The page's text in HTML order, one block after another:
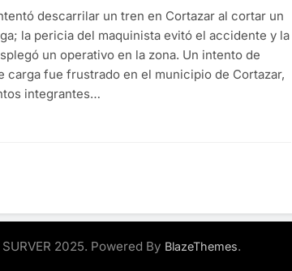
descarrilar un tren en Cortazar al cortar un
la pericia del maquinista evitó el accidente y la
un operativo en la zona. Un intento de
carga fue frustrado en el municipio de Cortazar,
integrantes…
SURVER 2025. Powered By BlazeThemes.